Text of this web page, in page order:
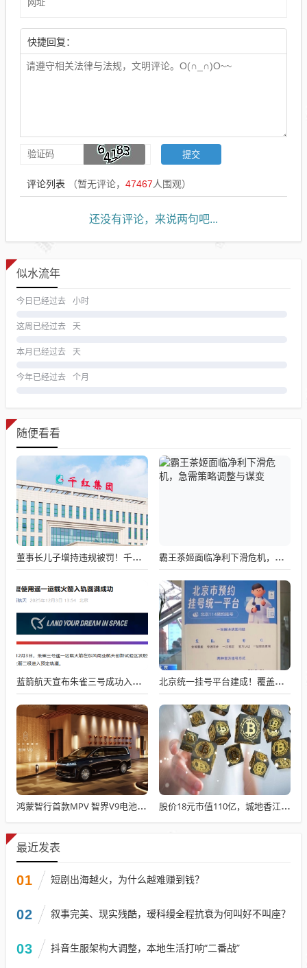
快捷回复：
评论列表 （暂无评论， 47467人围观）
还没有评论，来说两句吧...
似水流年
今日已经过去 小时
这周已经过去 天
本月已经过去 天
今年已经过去 个月
随便看看
董事长儿子增持违规被罚！千红制药市值128亿，半年净赚2.58亿却踩雷信托5年 霸王茶姬面临净利下滑危机，急需策略调整与谋变
蓝箭航天宣布朱雀三号成功入轨，技术突破五大项，深入排查回收失败原因 北京统一挂号平台建成！覆盖近300家二三甲医院号源
鸿蒙智行首款MPV 智界V9电池信息曝光：WLTC最远续航223km 股价18元市值110亿，城地香江却被查出连续7季财报失真
最近发表
01 短剧出海越火，为什么越难赚到钱？
02 叙事完美、现实残酷，瑷科缦全程抗衰为何叫好不叫座？
03 抖音生服架构大调整，本地生活打响“二番战”